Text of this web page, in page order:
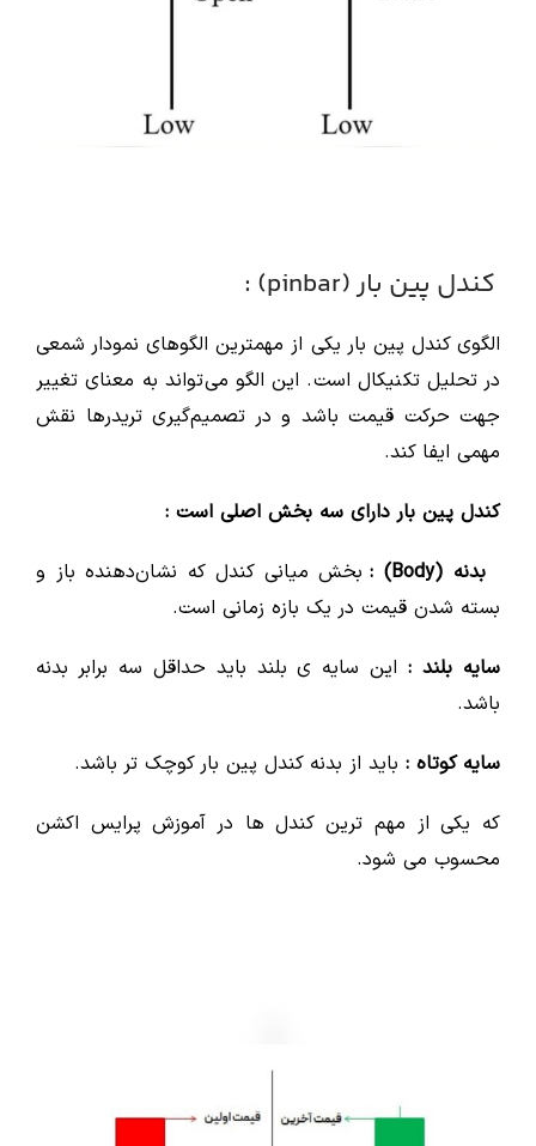
کندل پین بار (pinbar) :
الگوی کندل پین بار یکی از مهمترین الگوهای نمودار شمعی
در تحلیل تکنیکال است. این الگو می‌تواند به معنای تغییر
جهت حرکت قیمت باشد و در تصمیم‌گیری تریدرها نقش
مهمی ایفا کند.
کندل پین بار دارای سه بخش اصلی است :
بدنه (Body) :
بخش میانی کندل که نشان‌دهنده باز و
بسته شدن قیمت در یک بازه زمانی است.
سایه بلند :این سایه ی بلند باید حداقل سه برابر بدنه
باشد.
سایه کوتاه : باید از بدنه کندل پین بار کوچک تر باشد.
که یکی از مهم ترین کندل ها در آموزش پرایس اکشن
محسوب می شود.